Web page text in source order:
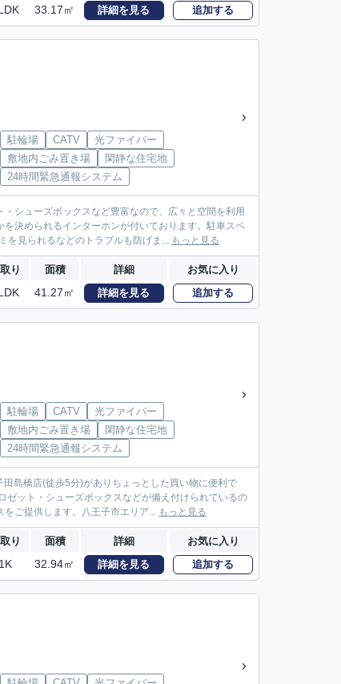
33.17㎡ 詳細を見る 追加する
駐輪場 CATV
光ファイバー
敷地内ごみ置き場
閑静な住宅地
24時間緊急通報システム
シューズボックスなど豊富なので、広々と空間を利用
決められるインターホンが付いております。駐車スペ
を見られるなどのトラブルも防げま... もっと見る
り 面積 詳細 お気に入り
41.27㎡ 詳細を見る 追加する
駐輪場 CATV
光ファイバー
敷地内ごみ置き場
閑静な住宅地
24時間緊急通報システム
島橋店(徒歩5分)がありちょっとした買い物に便利で
ット・シューズボックスなどが備え付けられているの
ご提供します。八王子市エリア... もっと見る
り 面積 詳細 お気に入り
1K 32.94㎡ 詳細を見る 追加する